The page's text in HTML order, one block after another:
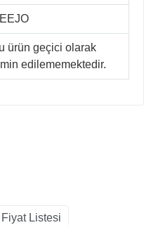
ürün geçici olarak
edilememektedir.
Listesi